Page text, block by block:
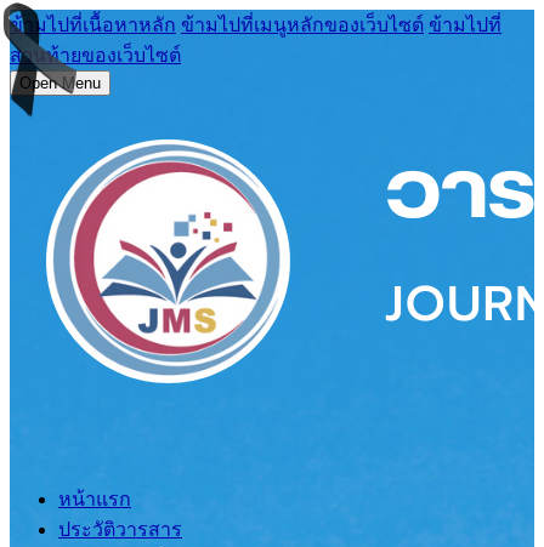
ข้ามไปที่เนื้อหาหลัก ข้ามไปที่เมนูหลักของเว็บไซต์ ข้ามไปที่
ส่วนท้ายของเว็บไซต์
Open Menu
หน้าแรก
ประวัติวารสาร